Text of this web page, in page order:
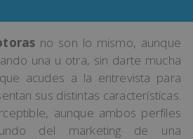
no son lo mismo, aunque
una u otra, sin darte mucha
acudes a la entrevista para
sus distintas características.
aunque ambos perfiles
del marketing de una